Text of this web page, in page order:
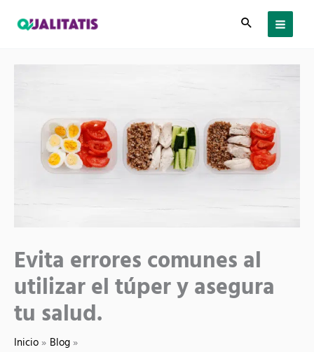
Evita errores comunes al
utilizar el túper y asegura
tu salud.
Inicio
Blog